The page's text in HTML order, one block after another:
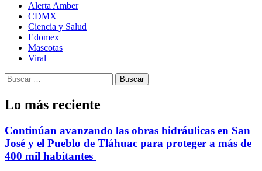
Alerta Amber
CDMX
Ciencia y Salud
Edomex
Mascotas
Viral
Buscar:
Lo más reciente
Continúan avanzando las obras hidráulicas en San
José y el Pueblo de Tláhuac para proteger a más de
400 mil habitantes